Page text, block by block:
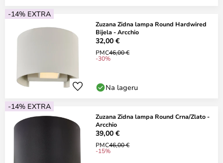
-14% EXTRA
Zuzana Zidna lampa Round Hardwired
Bijela - Arcchio
32,00 €
PMC46,00 €
-30%
Na lageru
-14% EXTRA
Zuzana Zidna lampa Round Crna/Zlato -
Arcchio
39,00 €
PMC46,00 €
-15%